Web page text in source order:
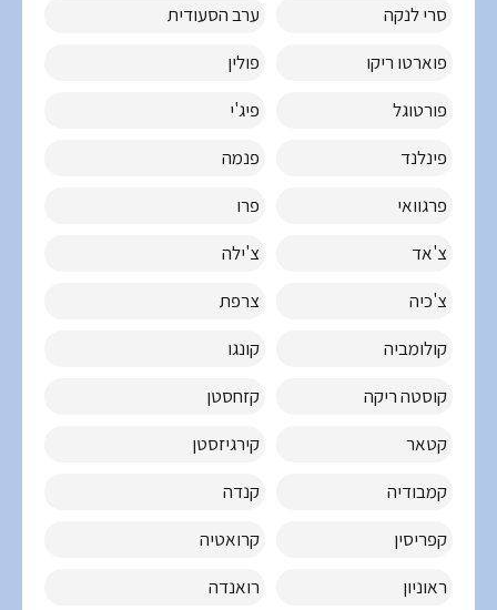
סרי לנקה
ערב הסעודית
פוארטו ריקו
פולין
פורטוגל
פיג'י
פינלנד
פנמה
פרגוואי
פרו
צ'אד
צ'ילה
צ'כיה
צרפת
קולומביה
קונגו
קוסטה ריקה
קזחסטן
קטאר
קירגיזסטן
קמבודיה
קנדה
קפריסין
קרואטיה
ראוניון
רואנדה